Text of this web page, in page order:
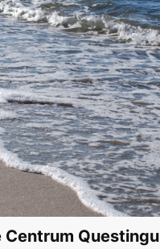
Centrum Questingu